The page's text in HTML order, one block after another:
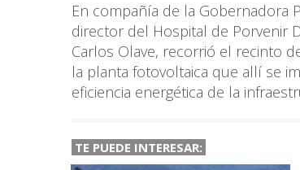
En compañía de la Gobernadora
director del Hospital de Porvenir
Carlos Olave, recorrió el recinto
la planta fotovoltaica que allí se
eficiencia energética de la
TE PUEDE INTERESAR: